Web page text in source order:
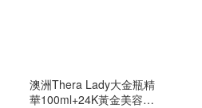
澳洲Thera Lady大金瓶精
華100ml+24K黃金美容套